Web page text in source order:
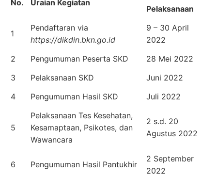
No. Uraian Kegiatan
Pelaksanaan
1
Pendaftaran via
https://dikdin.bkn.go.id
9 – 30 April
2022
2
Pengumuman Peserta SKD
28 Mei 2022
3
Pelaksanaan SKD
Juni 2022
4
Pengumuman Hasil SKD Juli 2022
5
Pelaksanaan Tes Kesehatan,
Kesamaptaan, Psikotes, dan
Wawancara
2 s.d. 20
Agustus 2022
6 Pengumuman Hasil Pantukhir
2 September
2022